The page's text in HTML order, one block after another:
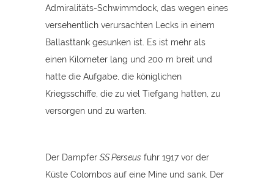
Admiralitäts-Schwimmdock, das wegen eines
versehentlich verursachten Lecks in einem
Ballasttank gesunken ist. Es ist mehr als
einen Kilometer lang und 200 m breit und
hatte die Aufgabe, die königlichen
Kriegsschiffe, die zu viel Tiefgang hatten, zu
versorgen und zu warten.
Der Dampfer SS Perseus fuhr 1917 vor der
Küste Colombos auf eine Mine und sank. Der